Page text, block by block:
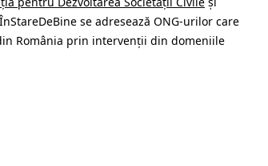
se adresează ONG-urilor care
România prin intervenții din domeniile